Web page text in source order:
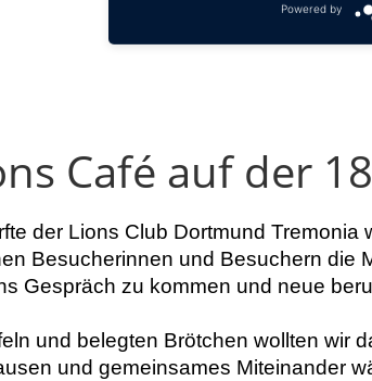
Café auf der
der Lions Club Dortmund
Besucherinnen und Besuchern die
Gespräch zu kommen und neue
und belegten Brötchen wollten wir
und gemeinsames Miteinander
Powered by